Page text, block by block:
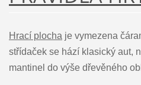
Hrací plocha je vymezena
střídaček se hází klasický aut,
mantinel do výše dřevěného